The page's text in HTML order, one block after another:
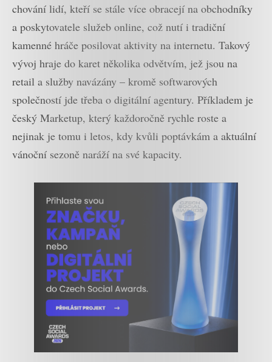
chování lidí, kteří se stále více obracejí na obchodníky
a poskytovatele služeb online, což nutí i tradiční
kamenné hráče posilovat aktivity na internetu. Takový
vývoj hraje do karet několika odvětvím, jež jsou na
retail a služby navázány – kromě softwarových
společností jde třeba o digitální agentury. Příkladem je
český Marketup, který každoročně rychle roste a
nejinak je tomu i letos, kdy kvůli poptávkám a aktuální
vánoční sezoně naráží na své kapacity.